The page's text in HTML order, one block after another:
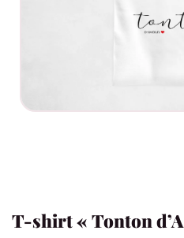
T-shirt « Tonton